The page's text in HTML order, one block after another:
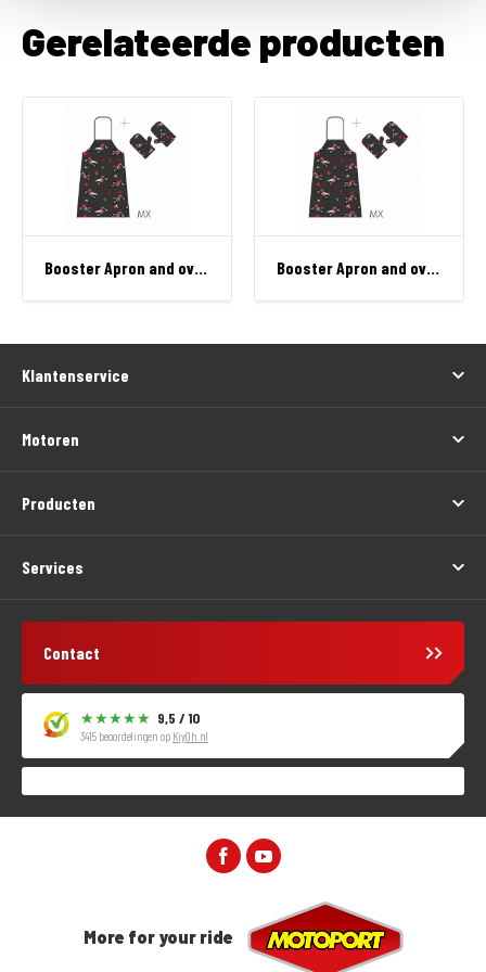
Gerelateerde producten
Booster Apron and oven mitt MX Booster Apron and oven mitt Street
Klantenservice
Motoren
Producten
Services
Contact
9,5 / 10
3415 beoordelingen op KiyOh.nl
More for your ride